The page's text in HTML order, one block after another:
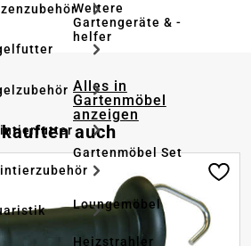
Weitere
Gartengeräte & -
helfer
Alles in
Gartenmöbel
anzeigen
Gartenmöbel Set
Loungemöbel
Heizstrahler
auch